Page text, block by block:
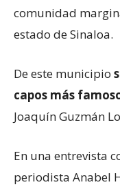
comunidad
estado de Sinaloa.
De este municipio
capos más
Joaquín Guzmán
En una entrevista
periodista Anabel